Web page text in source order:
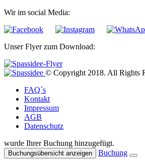
Wir im social Media:
Unser Flyer zum Download:
© Copyright 2018. All Rights
FAQ´s
Kontakt
Impressum
AGB
Datenschutz
wurde Ihrer Buchung hinzugefügt.
Buchungsübersicht anzeigen Buchung